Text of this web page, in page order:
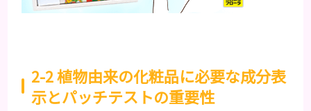
2-2 植物由来の化粧品に必要な成分表
示とパッチテストの重要性